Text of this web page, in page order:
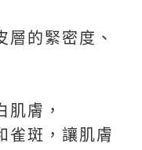
層的緊密度、
肌膚，
雀斑，讓肌膚